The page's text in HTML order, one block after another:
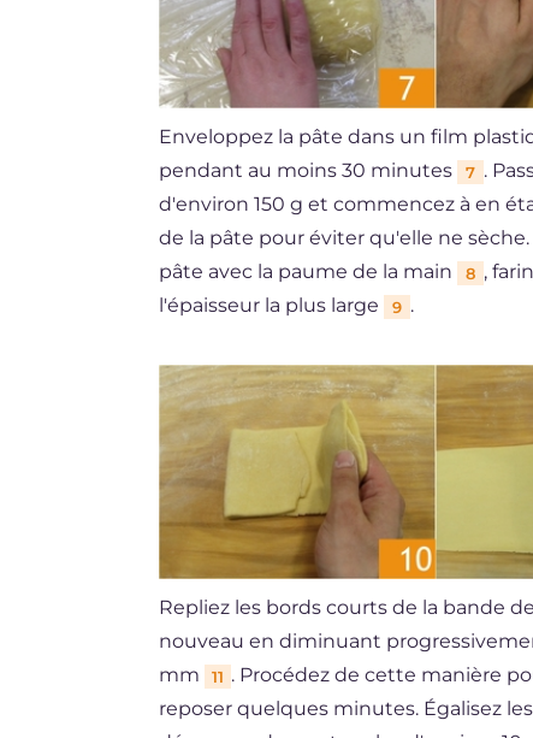
Enveloppez la pâte dans un film
pendant au moins 30 minutes
7 .
d'environ 150 g et commencez à en
de la pâte pour éviter qu'elle ne
pâte avec la paume de la main
8 ,
l'épaisseur la plus large
9 .
Repliez les bords courts de la bande
nouveau en diminuant
mm
11 . Procédez de cette manière
reposer quelques minutes. Égalisez